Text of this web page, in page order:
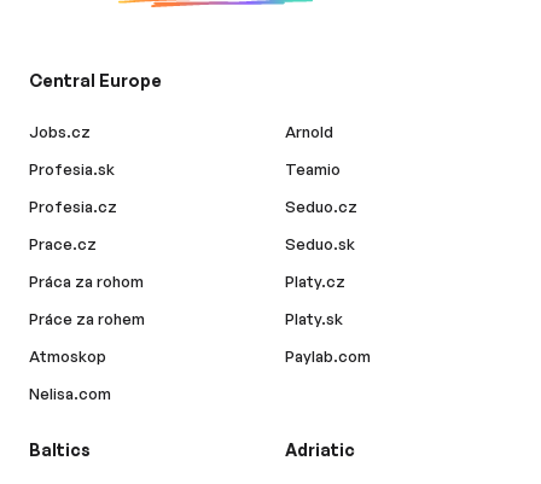
Central Europe
Jobs.cz
Profesia.sk
Profesia.cz
Prace.cz
Práca za rohom
Práce za rohem
Atmoskop
Nelisa.com
Arnold
Teamio
Seduo.cz
Seduo.sk
Platy.cz
Platy.sk
Paylab.com
Baltics Adriatic